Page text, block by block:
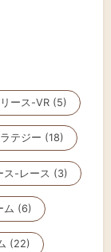
ース-VR (5)
テジー (18)
ス-レース (3)
ム (6)
(22)